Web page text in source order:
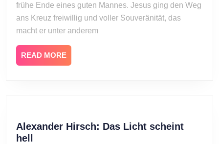
frühe Ende eines guten Mannes. Jesus ging den Weg
ans Kreuz freiwillig und voller Souveränität, das
macht er unter anderem
READ MORE
MORE
Alexander Hirsch: Das Licht scheint
hell